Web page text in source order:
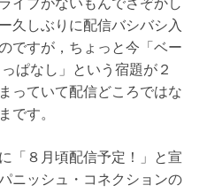
イブがないもんでさぞかし
久しぶりに配信バシバシ入
ですが，ちょっと今「ベー
ぱなし」という宿題が２
っていて配信どころではな
です。
「８月頃配信予定！」と宣
ニッシュ・コネクションの